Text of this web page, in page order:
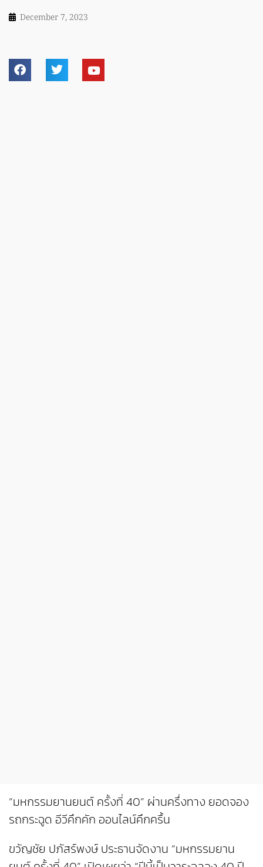
December 7, 2023
“มหกรรมยานยนต์ ครั้งที่ 40” ผ่านครึ่งทาง ยอดจอง
รถกระฉูด อีวีคึกคัก ออนไลน์คึกครื้น
ขวัญชัย ปภัสร์พงษ์ ประธานจัดงาน “มหกรรมยาน